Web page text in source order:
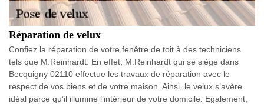
Réparation de velux
Confiez la réparation de votre fenêtre de toit à des techniciens
tels que M.Reinhardt. En effet, M.Reinhardt qui se siège dans
Becquigny 02110 effectue les travaux de réparation avec le
respect de vos biens et de votre maison. Ainsi, le velux s’avère
idéal parce qu’il illumine l’intérieur de votre domicile. Egalement,